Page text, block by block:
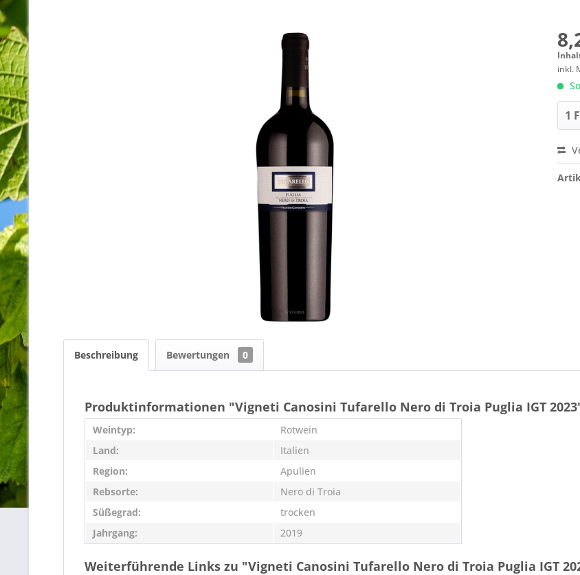
inkl.
Beschreibung Bewertungen 0
Produktinformationen "Vigneti Canosini Tufarello Nero di Troia Puglia IGT
Weintyp:
Rotwein
Land:
Italien
Region:
Apulien
Rebsorte:
Nero di Troia
Süßegrad:
trocken
Jahrgang:
2019
Weiterführende Links zu "Vigneti Canosini Tufarello Nero di Troia Puglia IGT